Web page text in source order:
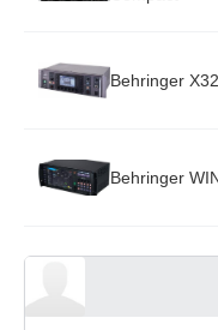
Behringer
Behringer